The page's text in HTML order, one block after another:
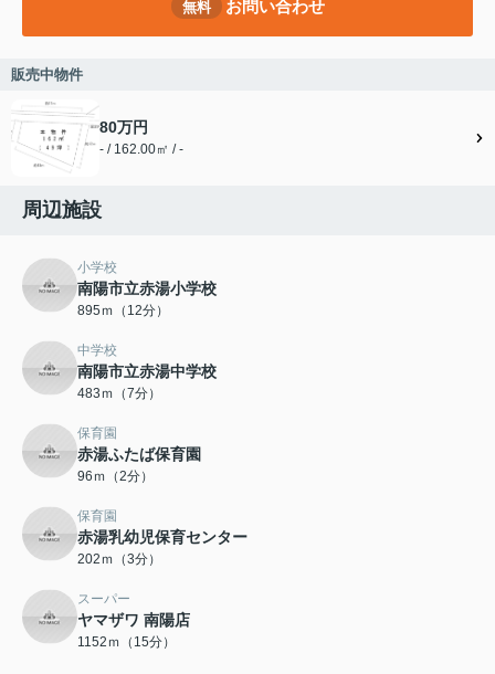
無料 お問い合わせ
販売中物件
80万円
- / 162.00㎡ / -
周辺施設
小学校
南陽市立赤湯小学校
895ｍ（12分）
中学校
南陽市立赤湯中学校
483ｍ（7分）
保育園
赤湯ふたば保育園
96ｍ（2分）
保育園
赤湯乳幼児保育センター
202ｍ（3分）
スーパー
ヤマザワ 南陽店
1152ｍ（15分）